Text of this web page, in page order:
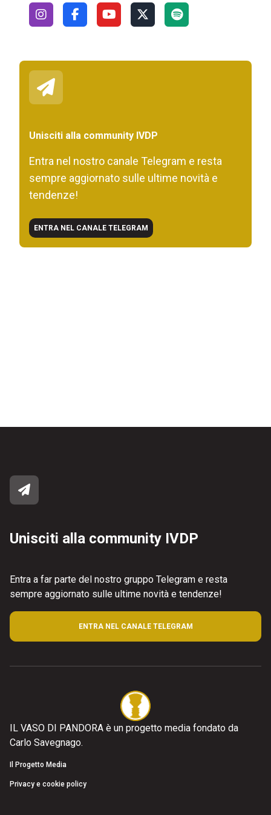
Unisciti alla community IVDP
Entra nel nostro canale Telegram e resta
sempre aggiornato sulle ultime novità e
tendenze!
ENTRA NEL CANALE TELEGRAM
Unisciti alla community IVDP
Entra a far parte del nostro gruppo Telegram e resta
sempre aggiornato sulle ultime novità e tendenze!
ENTRA NEL CANALE TELEGRAM
IL VASO DI PANDORA è un progetto media fondato da
Carlo Savegnago.
Il Progetto Media
Privacy e cookie policy